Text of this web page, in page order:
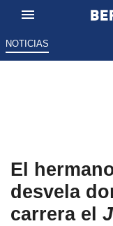
NOTICIAS
El
desvela
carrera el